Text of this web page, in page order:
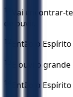
11
Vai encontrar-
de ouvir.
12 Então o
13 E ouvi o
14 Então o